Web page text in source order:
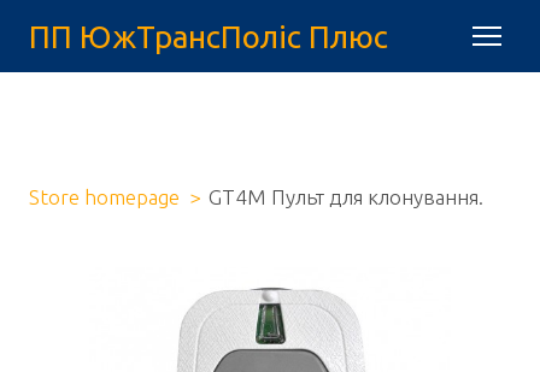
ПП ЮжТрансПоліс Плюс
Store homepage GT4M Пульт для клонування.